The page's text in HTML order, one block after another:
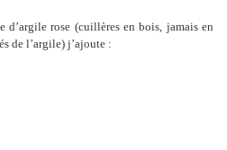
d’argile rose (cuillères en bois, jamais en
de l’argile) j’ajoute :